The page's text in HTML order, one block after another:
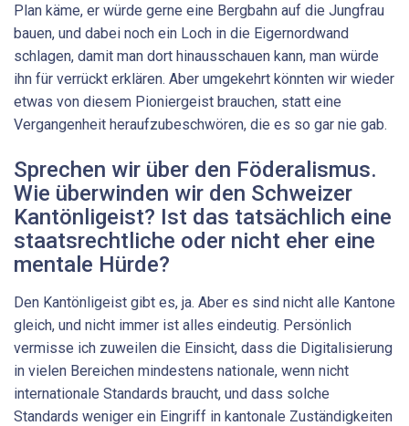
Plan käme, er würde gerne eine Bergbahn auf die Jungfrau
bauen, und dabei noch ein Loch in die Eigernordwand
schlagen, damit man dort hinausschauen kann, man würde
ihn für verrückt erklären. Aber umgekehrt könnten wir wieder
etwas von diesem Pioniergeist brauchen, statt eine
Vergangenheit heraufzubeschwören, die es so gar nie gab.
Sprechen wir über den Föderalismus.
Wie überwinden wir den Schweizer
Kantönligeist? Ist das tatsächlich eine
staatsrechtliche oder nicht eher eine
mentale Hürde?
Den Kantönligeist gibt es, ja. Aber es sind nicht alle Kantone
gleich, und nicht immer ist alles eindeutig. Persönlich
vermisse ich zuweilen die Einsicht, dass die Digitalisierung
in vielen Bereichen mindestens nationale, wenn nicht
internationale Standards braucht, und dass solche
Standards weniger ein Eingriff in kantonale Zuständigkeiten